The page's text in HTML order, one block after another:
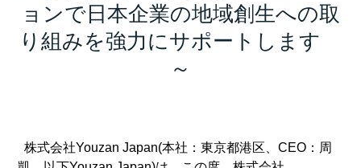
ョンで日本企業の地域創生への取
り組みを強力にサポートします
～
株式会社Youzan Japan(本社：東京都港区、CEO：周